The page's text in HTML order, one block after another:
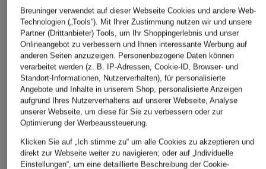
Breuninger verwendet auf dieser Webseite Cookies und andere Web-
Technologien („Tools“). Mit Ihrer Zustimmung nutzen wir und unsere
Partner (Drittanbieter) Tools, um Ihr Shoppingerlebnis und unser
Onlineangebot zu verbessern und Ihnen interessante Werbung auf
anderen Seiten anzuzeigen. Personenbezogene Daten können
verarbeitet werden (z. B. IP-Adressen, Cookie-ID, Browser- und
Standort-Informationen, Nutzerverhalten), für personalisierte
Angebote und Inhalte in unserem Shop, personalisierte Anzeigen
aufgrund Ihres Nutzerverhaltens auf unserer Webseite, Analyse
unserer Webseite, um diese für Sie zu verbessern oder zur
Optimierung der Werbeaussteuerung.
Klicken Sie auf „Ich stimme zu“ um alle Cookies zu akzeptieren und
direkt zur Webseite weiter zu navigieren; oder auf „Individuelle
Einstellungen“, um eine detaillierte Beschreibung der Cookie-